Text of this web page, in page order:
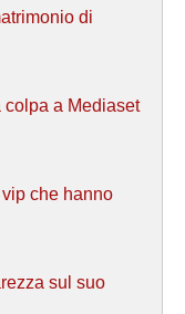
di
a Mediaset
che hanno
sul suo